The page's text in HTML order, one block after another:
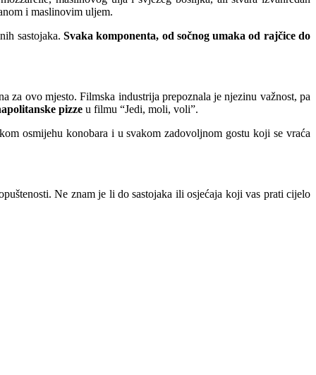
i maslinovim uljem.
sastojaka. Svaka komponenta, od sočnog umaka od rajčice do
za ovo mjesto. Filmska industrija prepoznala je njezinu važnost, pa
pizze u filmu “Jedi, moli, voli”.
osmijehu konobara i u svakom zadovoljnom gostu koji se vraća
Ne znam je li do sastojaka ili osjećaja koji vas prati cijelo